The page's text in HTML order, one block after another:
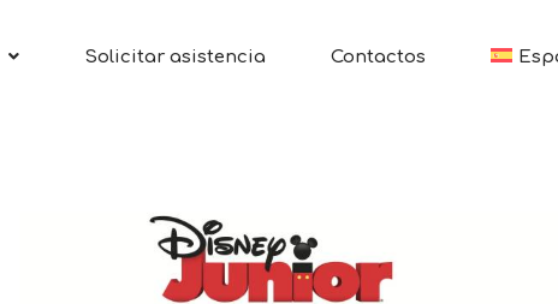
Solicitar asistencia Contactos